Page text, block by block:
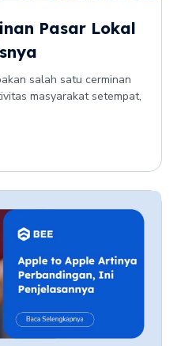
Pasar Lokal
salah satu cerminan
masyarakat setempat,